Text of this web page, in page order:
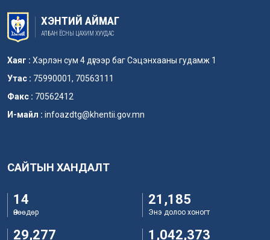
ХЭНТИЙ АЙМАГ
АЛБАН ЁСНЫ ЦАХИМ ХУУДАС
Хаяг : Хэрлэн сум 4 дүгээр баг Сэцэнхааны гудамж 1
Утас : 75990001, 70563111
Факс : 70562412
И-майл : infoazdtg@khentii.gov.mn
САЙТЫН ХАНДАЛТ
14
Өнөөдөр
21,185
Энэ долоо хоногт
29,277 1,042,373